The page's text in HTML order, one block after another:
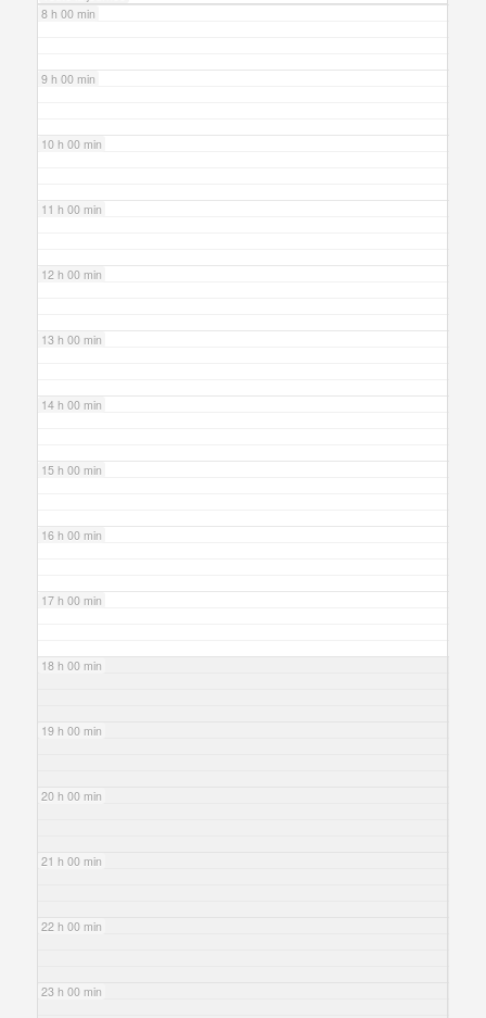
8 h 00 min
9 h 00 min
10 h 00 min
11 h 00 min
12 h 00 min
13 h 00 min
14 h 00 min
15 h 00 min
16 h 00 min
17 h 00 min
18 h 00 min
19 h 00 min
20 h 00 min
21 h 00 min
22 h 00 min
23 h 00 min